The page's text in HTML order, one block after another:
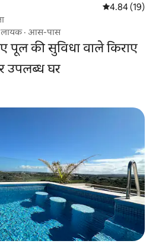
औसत रेटिंग 5 में
4.84 (19)
· आस-पास
पूल की सुविधा वाले किराए
उपलब्ध घर